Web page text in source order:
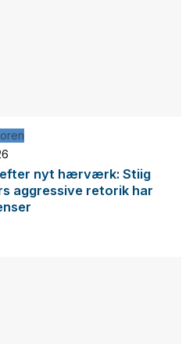
efter nyt hærværk: Stiig
aggressive retorik har